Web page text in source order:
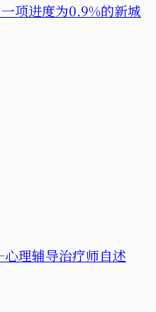
项进度为0.9%的新城
理辅导治疗师自述